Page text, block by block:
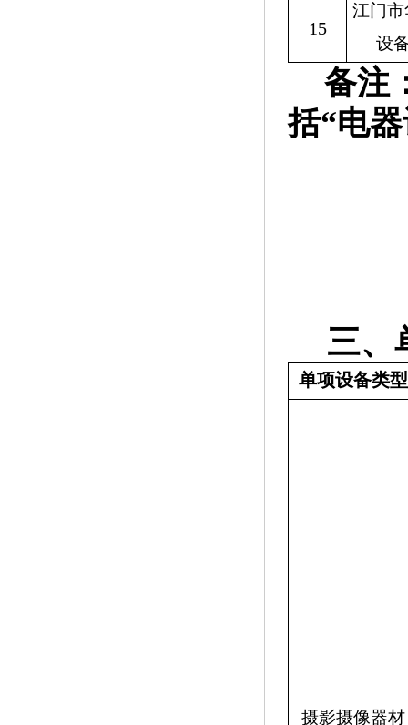
15
江门
设
备注
括“电
三、
单项设备类型
摄影摄像器材